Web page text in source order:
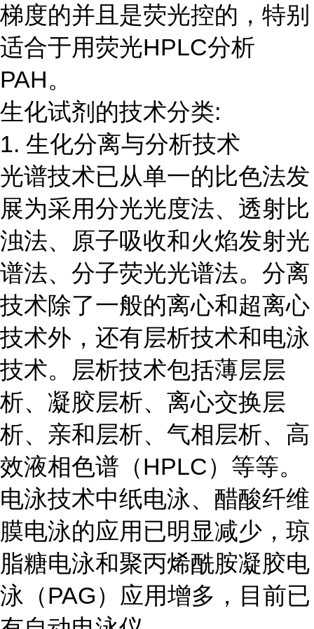
梯度的并且是荧光控的，特别
适合于用荧光HPLC分析
PAH。
生化试剂的技术分类:
1. 生化分离与分析技术
光谱技术已从单一的比色法发
展为采用分光光度法、透射比
浊法、原子吸收和火焰发射光
谱法、分子荧光光谱法。分离
技术除了一般的离心和超离心
技术外，还有层析技术和电泳
技术。层析技术包括薄层层
析、凝胶层析、离心交换层
析、亲和层析、气相层析、高
效液相色谱（HPLC）等等。
电泳技术中纸电泳、醋酸纤维
膜电泳的应用已明显减少，琼
脂糖电泳和聚丙烯酰胺凝胶电
泳（PAG）应用增多，目前已